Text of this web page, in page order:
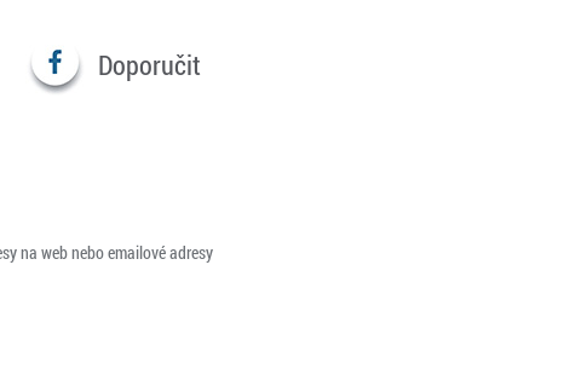
Doporučit
na web nebo emailové adresy